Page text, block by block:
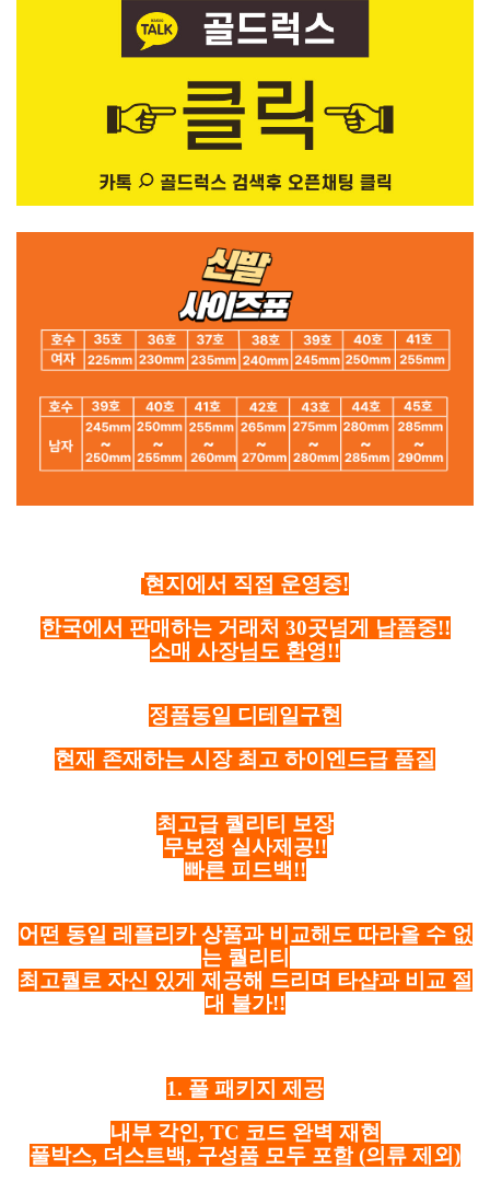
현지에서 직접 운영중!
한국에서 판매하는 거래처 30곳넘게 납품중!!
소매 사장님도 환영!!
정품동일 디테일구현
현재 존재하는 시장 최고 하이엔드급 품질
최고급 퀄리티 보장
무보정 실사제공!!
빠른 피드백!!
어떤 동일 레플리카 상품과 비교해도 따라올 수 없
는 퀄리티
최고퀄로 자신 있게 제공해 드리며 타샵과 비교 절
대 불가!!
1. 풀 패키지 제공
내부 각인, TC 코드 완벽 재현
풀박스, 더스트백, 구성품 모두 포함 (의류 제외)